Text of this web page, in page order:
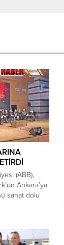
(ABB),
Ankara’ya
sanat dolu
Günden
ücretsiz